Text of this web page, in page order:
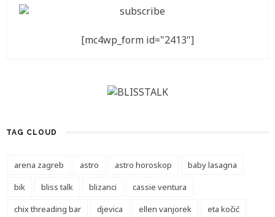
[mc4wp_form id="2413"]
TAG CLOUD
arena zagreb astro astro horoskop
baby lasagna
bik
bliss talk blizanci
cassie ventura
chix threading bar
djevica ellen vanjorek
eta kočić